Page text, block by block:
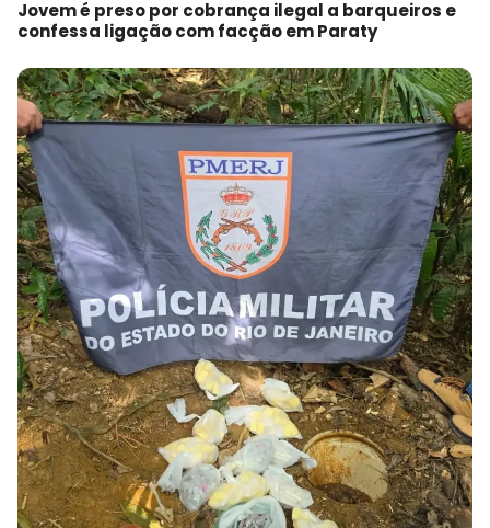
Jovem é preso por cobrança ilegal a barqueiros e
confessa ligação com facção em Paraty